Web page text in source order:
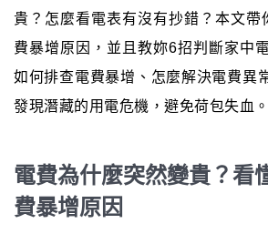
貴？怎麼看電表有沒有抄錯？本文帶
費暴增原因，並且教妳6招判斷家中
如何排查電費暴增、怎麼解決電費異
發現潛藏的用電危機，避免荷包失血。
電費為什麼突然變貴？看
費暴增原因